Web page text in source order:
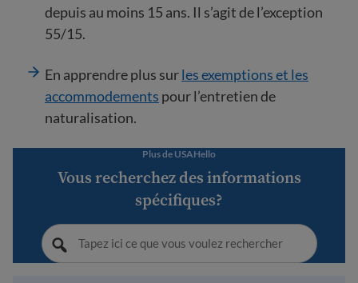
depuis au moins 15 ans. Il s’agit de l’exception
55/15.
En apprendre plus surles exemptions et les
accommodements pour l’entretien de
naturalisation.
Plus de USAHello
Vous recherchez des informations
spécifiques?